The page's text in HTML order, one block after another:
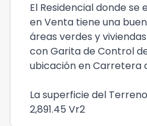
El Residencial donde
en Venta tiene una
áreas verdes y
con Garita de Control
ubicación en Carretera
La superficie del
2,891.45 Vr2